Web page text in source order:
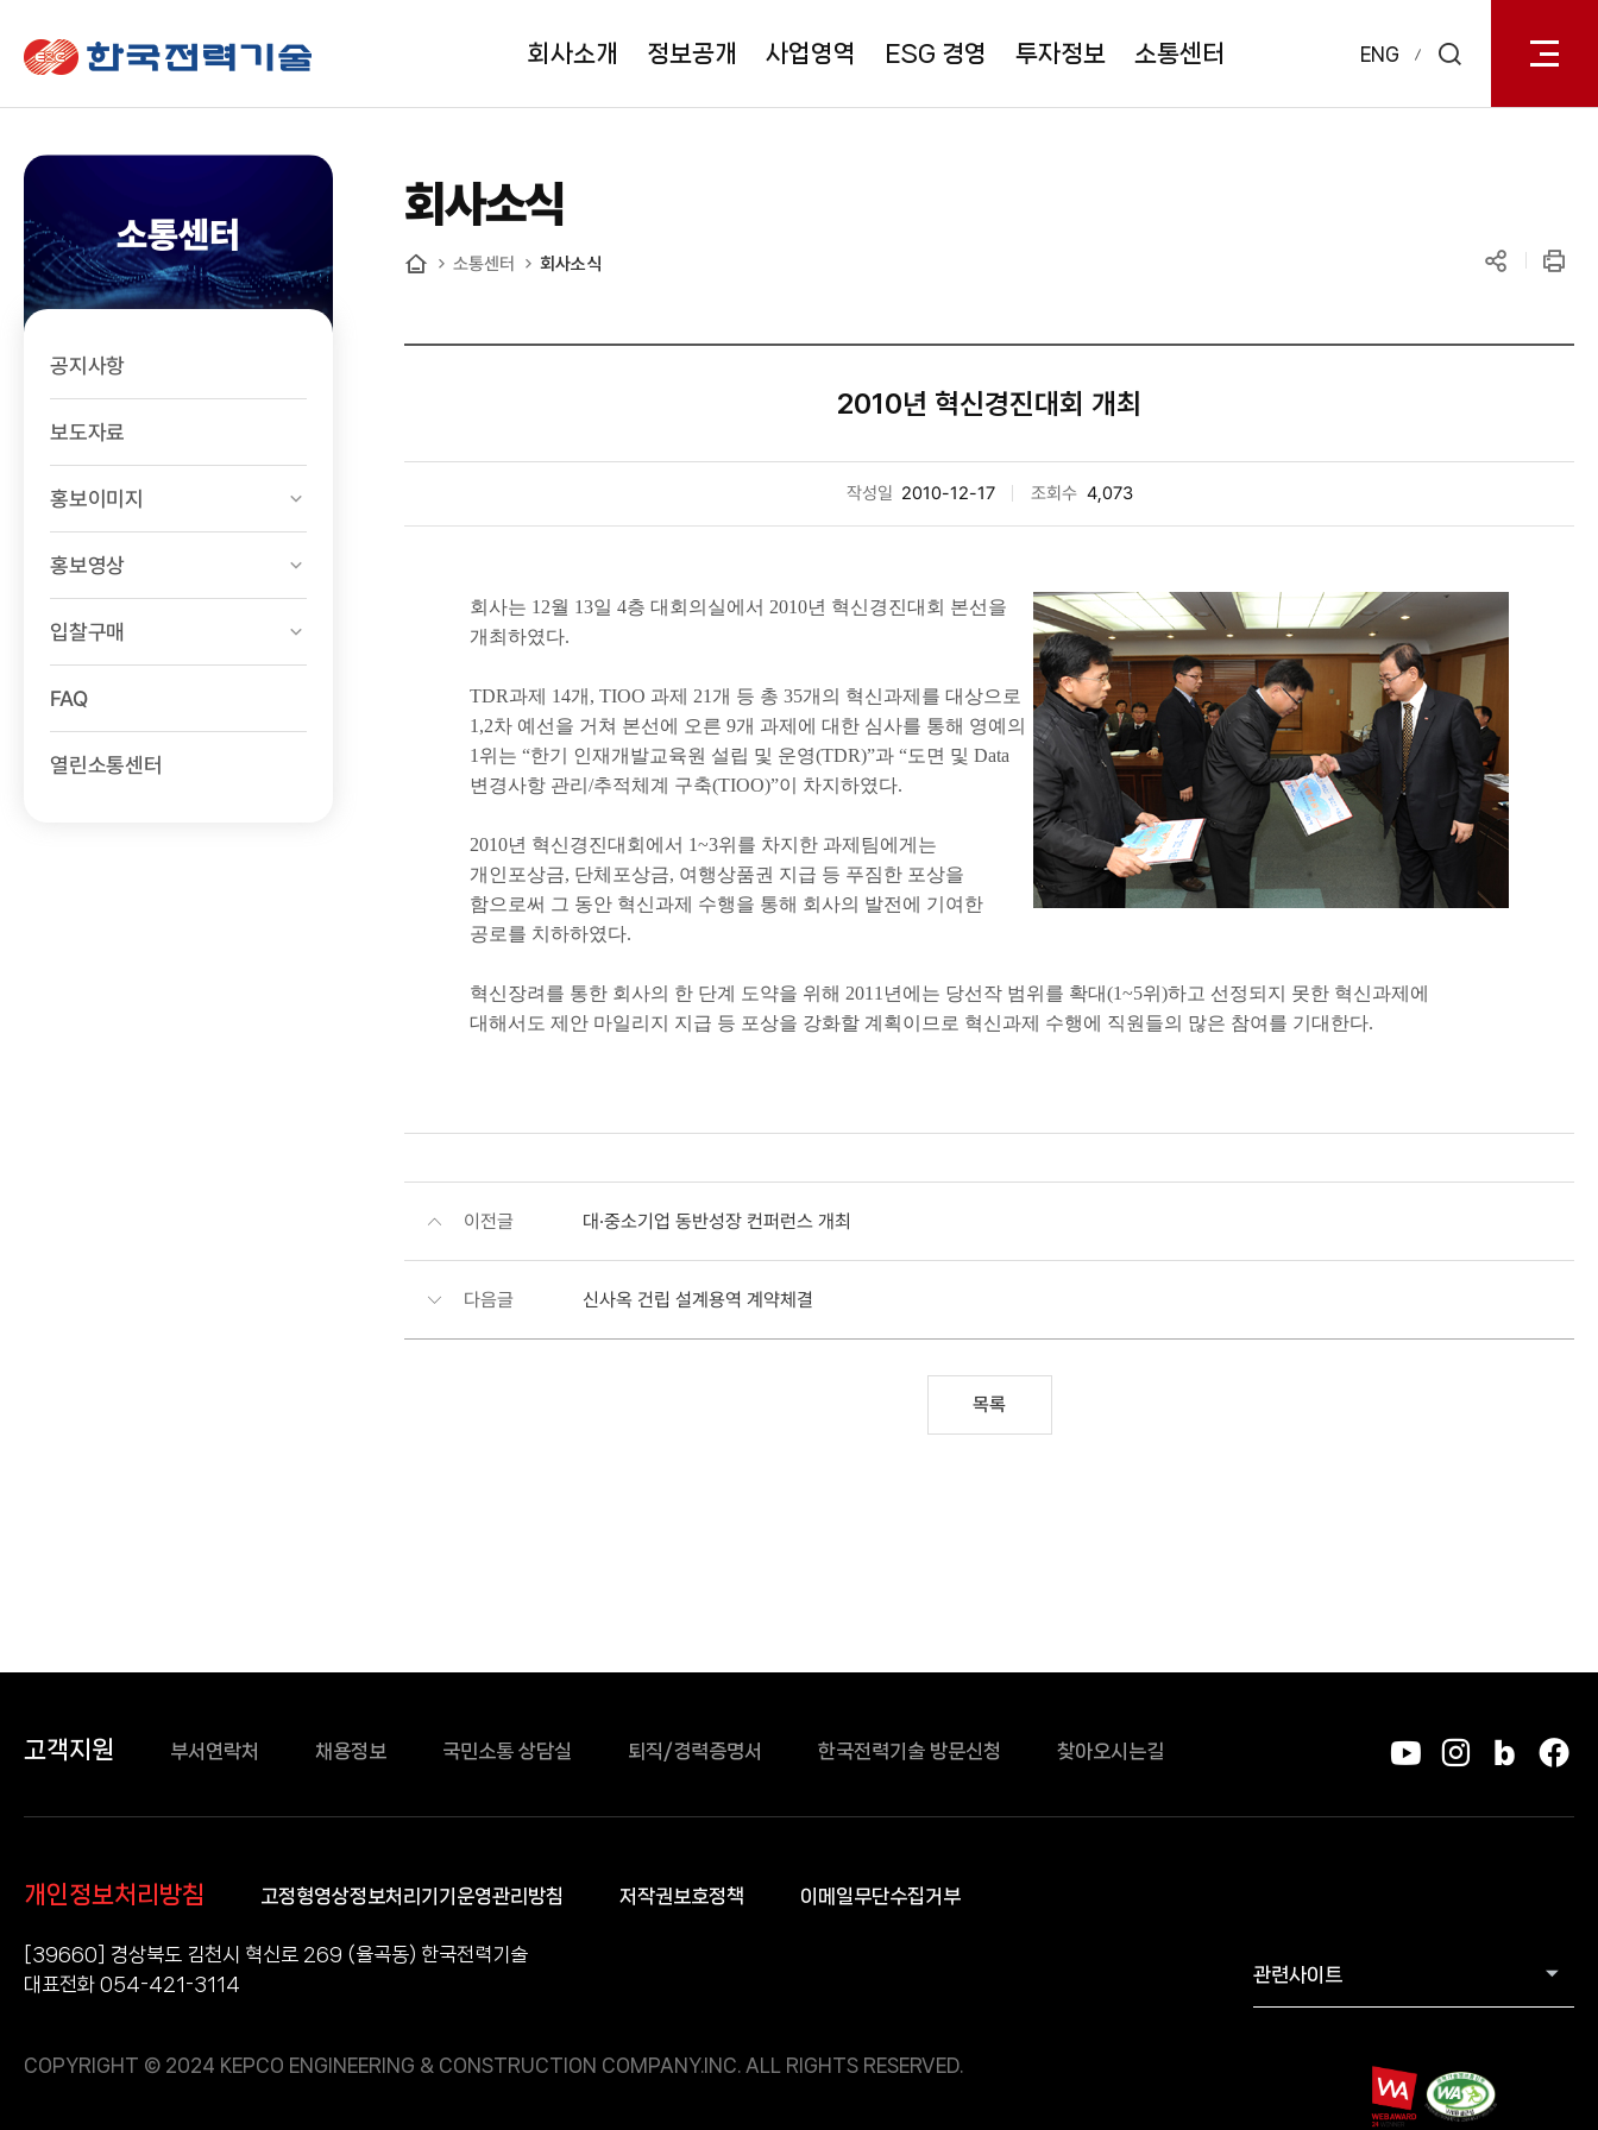
한국전력기술
회사소개 정보공개 사업영역 ESG 경영 투자정보 소통센터 ENG
열기
소통센터
공지사항
보도자료
홍보이미지
홍보영상
입찰구매
FAQ
열린소통센터
회사소식
소통센터 회사소식
2010년 혁신경진대회 개최
작성일 2010-12-17 조회수 4,073
회사는 12월 13일 4층 대회의실에서 2010년 혁신경진대회 본선을
개최하였다.
TDR과제 14개, TIOO 과제 21개 등 총 35개의 혁신과제를 대상으로
1,2차 예선을 거쳐 본선에 오른 9개 과제에 대한 심사를 통해 영예의
1위는 “한기 인재개발교육원 설립 및 운영(TDR)”과 “도면 및 Data
변경사항 관리/추적체계 구축(TIOO)”이 차지하였다.
2010년 혁신경진대회에서 1~3위를 차지한 과제팀에게는
개인포상금, 단체포상금, 여행상품권 지급 등 푸짐한 포상을
함으로써 그 동안 혁신과제 수행을 통해 회사의 발전에 기여한
공로를 치하하였다.
혁신장려를 통한 회사의 한 단계 도약을 위해 2011년에는 당선작 범위를 확대(1~5위)하고 선정되지 못한 혁신과제에
대해서도 제안 마일리지 지급 등 포상을 강화할 계획이므로 혁신과제 수행에 직원들의 많은 참여를 기대한다.
이전글 대∙중소기업 동반성장 컨퍼런스 개최
다음글 신사옥 건립 설계용역 계약체결
목록
고객지원 부서연락처 채용정보 국민소통 상담실 퇴직/경력증명서 한국전력기술 방문신청 찾아오시는길
유튜브인스타그
블로그
페
개인정보처리방침 고정형영상정보처리기기운영관리방침 저작권보호정책 이메일무단수집거부
관련사이트
[39660] 경상북도 김천시 혁신로 269 (율곡동) 한국전력기술
대표전화 054-421-3114
COPYRIGHT © 2024 KEPCO ENGINEERING & CONSTRUCTION COMPANY.INC. ALL RIGHTS RESERVED.